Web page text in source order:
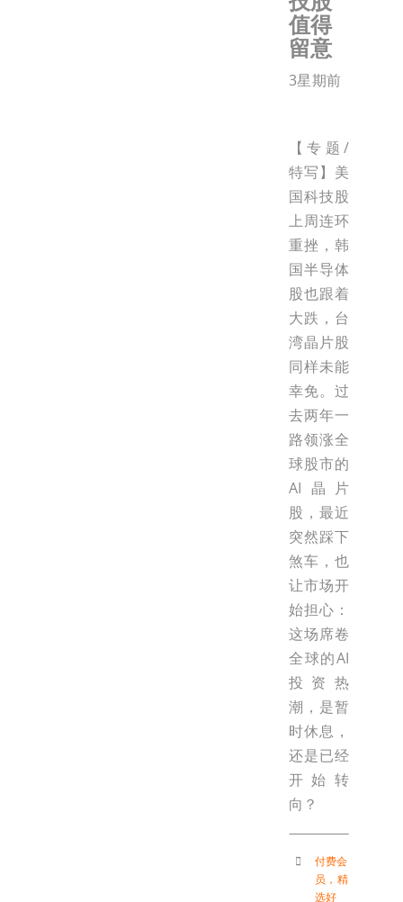
值得
留意
3星期前
【专题/
特写】美
国科技股
上周连环
重挫，韩
国半导体
股也跟着
大跌，台
湾晶片股
同样未能
幸免。过
去两年一
路领涨全
球股市的
AI晶片
股，最近
突然踩下
煞车，也
让市场开
始担心：
这场席卷
全球的AI
投资热
潮，是暂
时休息，
还是已经
开始转
向？
付费会
员 ， 精
选好